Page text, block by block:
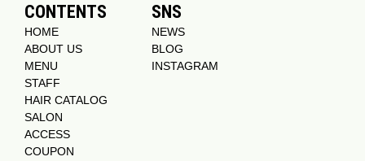
CONTENTS
HOME
ABOUT US
MENU
STAFF
HAIR CATALOG
SALON
ACCESS
COUPON
SNS
NEWS
BLOG
INSTAGRAM